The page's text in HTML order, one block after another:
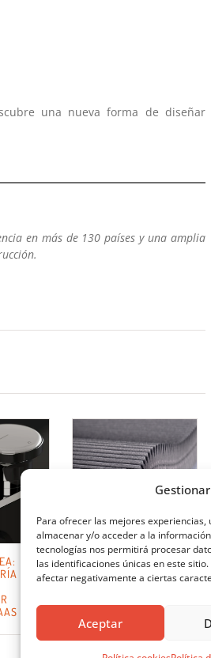
Para ofrecer las mejores
almacenar y/o acceder a la
tecnologías nos permitirá procesar
las identificaciones únicas en este
afectar negativamente a ciertas
Aceptar
una nueva forma de diseñar
en más de 130 países y una amplia
CORTINAS PLISADAS,
PLISADAS GLASS Y
PALMA BLACK-OUT